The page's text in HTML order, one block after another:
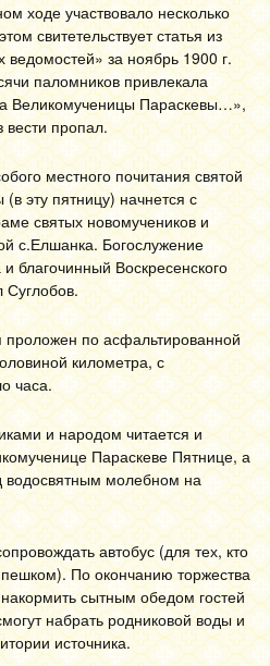
ходе участвовало несколько
свитетельствует статья из
ведомостей» за ноябрь 1900 г.
паломников привлекала
Великомученицы Параскевы…»,
пропал.
местного почитания святой
эту пятницу) начнется с
святых новомучеников и
с.Елшанка. Богослужение
благочинный Воскресенского
проложен по асфальтированной
километра, с
часа.
и народом читается и
Параскеве Пятнице, а
водосвятным молебном на
автобус (для тех, кто
По окончанию торжества
сытным обедом гостей
набрать родниковой воды и
источника.